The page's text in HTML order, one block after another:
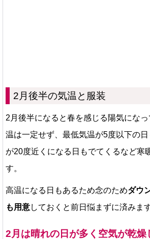
2月後半の気温と服装
2月後半になると春を感じる陽気にな
温は一定せず、最低気温が5度以下の
が20度近くになる日もでてくるなど寒
す。
高温になる日もあるため念のためダウ
も用意しておくと前日悩まずに済みます
2月は晴れの日が多く空気が乾燥